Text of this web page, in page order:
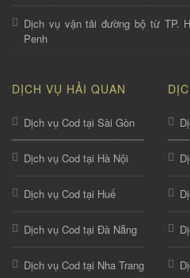
Dịch vụ vận tải đường bộ từ TP.
Penh
DỊCH VỤ HẢI QUAN
Dịch vụ Cod tại Sài Gòn
Dịch vụ Cod tại Hà Nội
Dịch vụ Cod tại Huế
Dịch vụ Cod tại Đà Nẵng
Dịch vụ Cod tại Nha Trang